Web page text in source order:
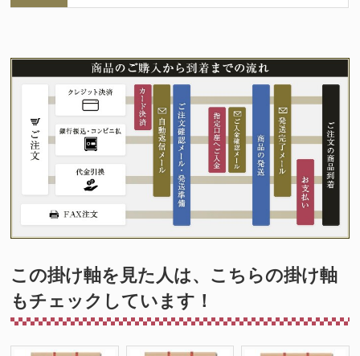
この掛け軸を見た人は、こちらの掛け軸
もチェックしています！